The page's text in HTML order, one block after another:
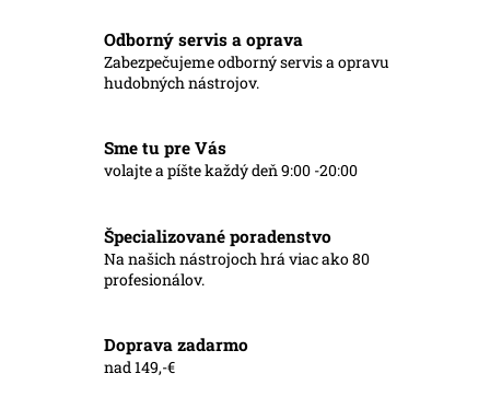
á
d
a
p
k
y
i
s
Odborný servis a oprava
Zabezpečujeme odborný servis a opravu
hudobných nástrojov.
Sme tu pre Vás
volajte a píšte každý deň 9:00 -20:00
Špecializované poradenstvo
Na našich nástrojoch hrá viac ako 80
profesionálov.
Doprava zadarmo
nad 149,-€